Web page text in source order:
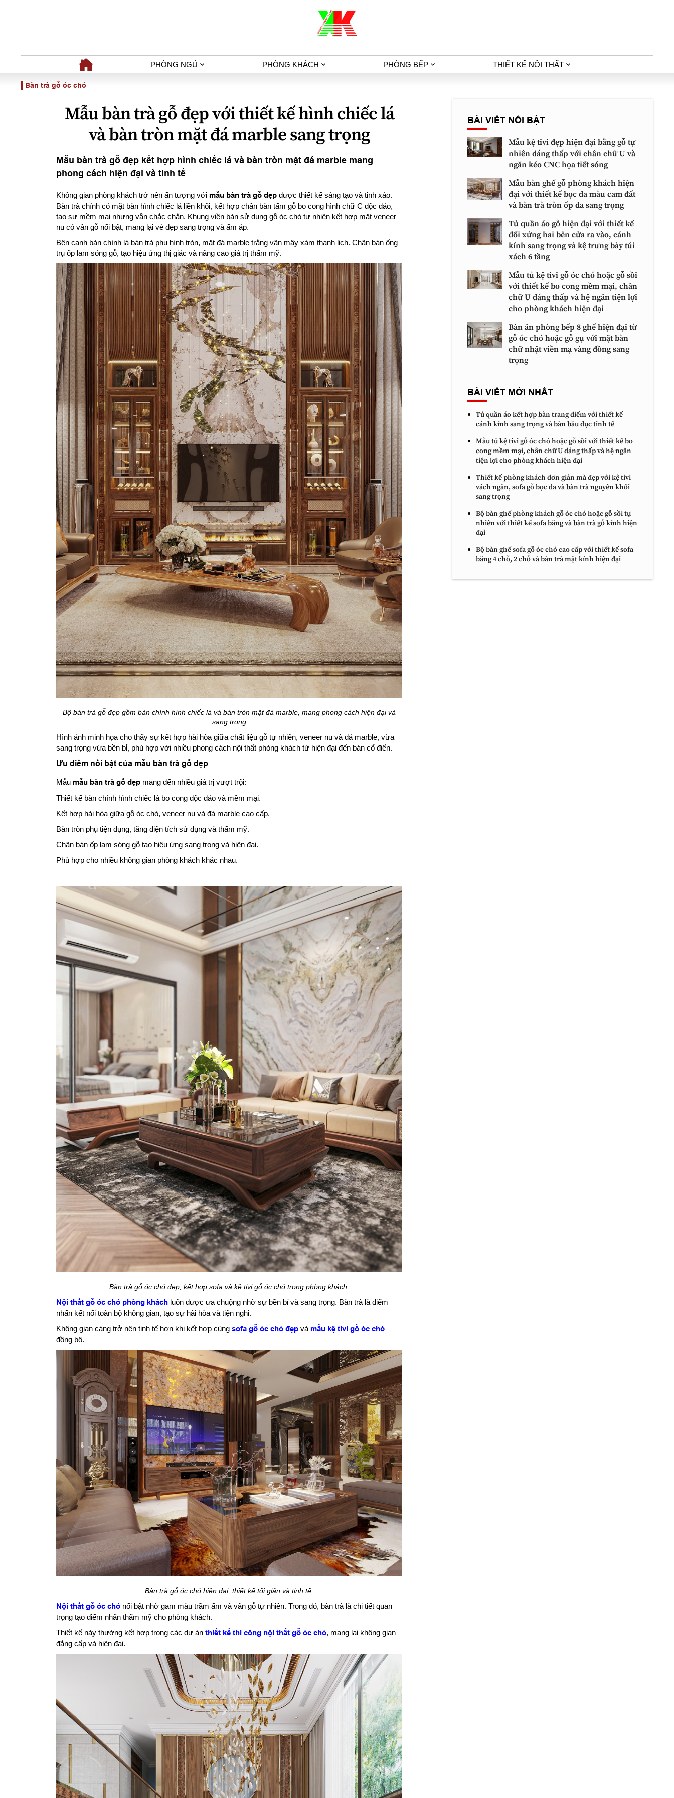
PHÒNG NGỦ PHÒNG KHÁCH PHÒNG BẾP THIẾT KẾ NỘI THẤT
Bàn trà gỗ óc chó
Mẫu bàn trà gỗ đẹp với thiết kế hình chiếc lá
và bàn tròn mặt đá marble sang trọng
Mẫu bàn trà gỗ đẹp kết hợp hình chiếc lá và bàn tròn mặt đá marble mang
phong cách hiện đại và tinh tế
Không gian phòng khách trở nên ấn tượng với mẫu bàn trà gỗ đẹp được thiết kế sáng tạo và tinh xảo.
Bàn trà chính có mặt bàn hình chiếc lá liền khối, kết hợp chân bàn tấm gỗ bo cong hình chữ C độc đáo,
tạo sự mềm mại nhưng vẫn chắc chắn. Khung viền bàn sử dụng gỗ óc chó tự nhiên kết hợp mặt veneer
nu có vân gỗ nổi bật, mang lại vẻ đẹp sang trọng và ấm áp.
Bên cạnh bàn chính là bàn trà phụ hình tròn, mặt đá marble trắng vân mây xám thanh lịch. Chân bàn ống
trụ ốp lam sóng gỗ, tạo hiệu ứng thị giác và nâng cao giá trị thẩm mỹ.
Bộ bàn trà gỗ đẹp gồm bàn chính hình chiếc lá và bàn tròn mặt đá marble, mang phong cách hiện đại và
sang trọng
Hình ảnh minh họa cho thấy sự kết hợp hài hòa giữa chất liệu gỗ tự nhiên, veneer nu và đá marble, vừa
sang trọng vừa bền bỉ, phù hợp với nhiều phong cách nội thất phòng khách từ hiện đại đến bán cổ điển.
Ưu điểm nổi bật của mẫu bàn trà gỗ đẹp
Mẫu mẫu bàn trà gỗ đẹp mang đến nhiều giá trị vượt trội:
Thiết kế bàn chính hình chiếc lá bo cong độc đáo và mềm mại.
Kết hợp hài hòa giữa gỗ óc chó, veneer nu và đá marble cao cấp.
Bàn tròn phụ tiện dụng, tăng diện tích sử dụng và thẩm mỹ.
Chân bàn ốp lam sóng gỗ tạo hiệu ứng sang trọng và hiện đại.
Phù hợp cho nhiều không gian phòng khách khác nhau.
Bàn trà gỗ óc chó đẹp, kết hợp sofa và kệ tivi gỗ óc chó trong phòng khách.
Nội thất gỗ óc chó phòng khách luôn được ưa chuộng nhờ sự bền bỉ và sang trọng. Bàn trà là điểm
nhấn kết nối toàn bộ không gian, tạo sự hài hòa và tiện nghi.
Không gian càng trở nên tinh tế hơn khi kết hợp cùng sofa gỗ óc chó đẹp và mẫu kệ tivi gỗ óc chó
đồng bộ.
Bàn trà gỗ óc chó hiện đại, thiết kế tối giản và tinh tế.
Nội thất gỗ óc chó nổi bật nhờ gam màu trầm ấm và vân gỗ tự nhiên. Trong đó, bàn trà là chi tiết quan
trọng tạo điểm nhấn thẩm mỹ cho phòng khách.
Thiết kế này thường kết hợp trong các dự án thiết kế thi công nội thất gỗ óc chó, mang lại không gian
đẳng cấp và hiện đại.
BÀI VIẾT NỔI BẬT
Mẫu kệ tivi đẹp hiện đại bằng gỗ tự
nhiên dáng thấp với chân chữ U và
ngăn kéo CNC họa tiết sóng
Mẫu bàn ghế gỗ phòng khách hiện
đại với thiết kế bọc da màu cam đất
và bàn trà tròn ốp da sang trọng
Tủ quần áo gỗ hiện đại với thiết kế
đối xứng hai bên cửa ra vào, cánh
kính sang trọng và kệ trưng bày túi
xách 6 tầng
Mẫu tủ kệ tivi gỗ óc chó hoặc gỗ sồi
với thiết kế bo cong mềm mại, chân
chữ U dáng thấp và hệ ngăn tiện lợi
cho phòng khách hiện đại
Bàn ăn phòng bếp 8 ghế hiện đại từ
gỗ óc chó hoặc gỗ gụ với mặt bàn
chữ nhật viền mạ vàng đồng sang
trọng
BÀI VIẾT MỚI NHẤT
Tủ quần áo kết hợp bàn trang điểm với thiết kế
cánh kính sang trọng và bàn bầu dục tinh tế
Mẫu tủ kệ tivi gỗ óc chó hoặc gỗ sồi với thiết kế bo
cong mềm mại, chân chữ U dáng thấp và hệ ngăn
tiện lợi cho phòng khách hiện đại
Thiết kế phòng khách đơn giản mà đẹp với kệ tivi
vách ngăn, sofa gỗ bọc da và bàn trà nguyên khối
sang trọng
Bộ bàn ghế phòng khách gỗ óc chó hoặc gỗ sồi tự
nhiên với thiết kế sofa băng và bàn trà gỗ kính hiện
đại
Bộ bàn ghế sofa gỗ óc chó cao cấp với thiết kế sofa
băng 4 chỗ, 2 chỗ và bàn trà mặt kính hiện đại